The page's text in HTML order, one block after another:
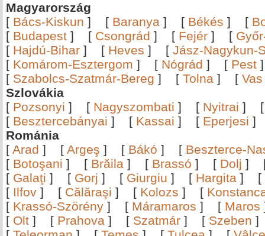
Magyarország
[ Bács-Kiskun ] [ Baranya ] [ Békés ] [
[ Budapest ] [ Csongrád ] [ Fejér ] [
[ Hajdú-Bihar ] [ Heves ] [ Jász-Nagykun-
[ Komárom-Esztergom ] [ Nógrád ] [ Pest
[ Szabolcs-Szatmár-Bereg ] [ Tolna ] [ Vas
Szlovákia
[ Pozsonyi ] [ Nagyszombati ] [ Nyitrai ]
[ Besztercebányai ] [ Kassai ] [ Eperjesi
Románia
[ Arad ] [ Argeş ] [ Bákó ] [ Beszterce-
[ Botoşani ] [ Brăila ] [ Brassó ] [ Dolj ]
[ Galaţi ] [ Gorj ] [ Giurgiu ] [ Hargita ]
[
[ Ilfov ] [ Călăraşi ] [ Kolozs ] [
[ Krassó-Szörény ] [ Máramaros ] [ Maros
[ Olt ] [ Prahova ] [ Szatmár ] [ Szeben